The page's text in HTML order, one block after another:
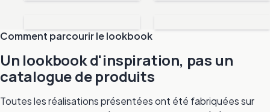
Comment parcourir le lookbook
Un lookbook d'inspiration, pas un
catalogue de produits
Toutes les réalisations présentées ont été fabriquées sur